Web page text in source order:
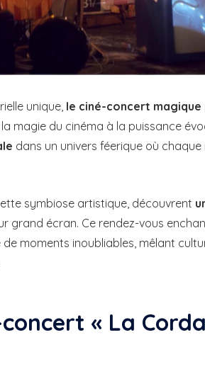
unique, le ciné-concert
magie du cinéma à la puissance
dans un univers féerique où
symbiose artistique, découvrent
grand écran. Ce rendez-vous
moments inoubliables, mêlant
« La